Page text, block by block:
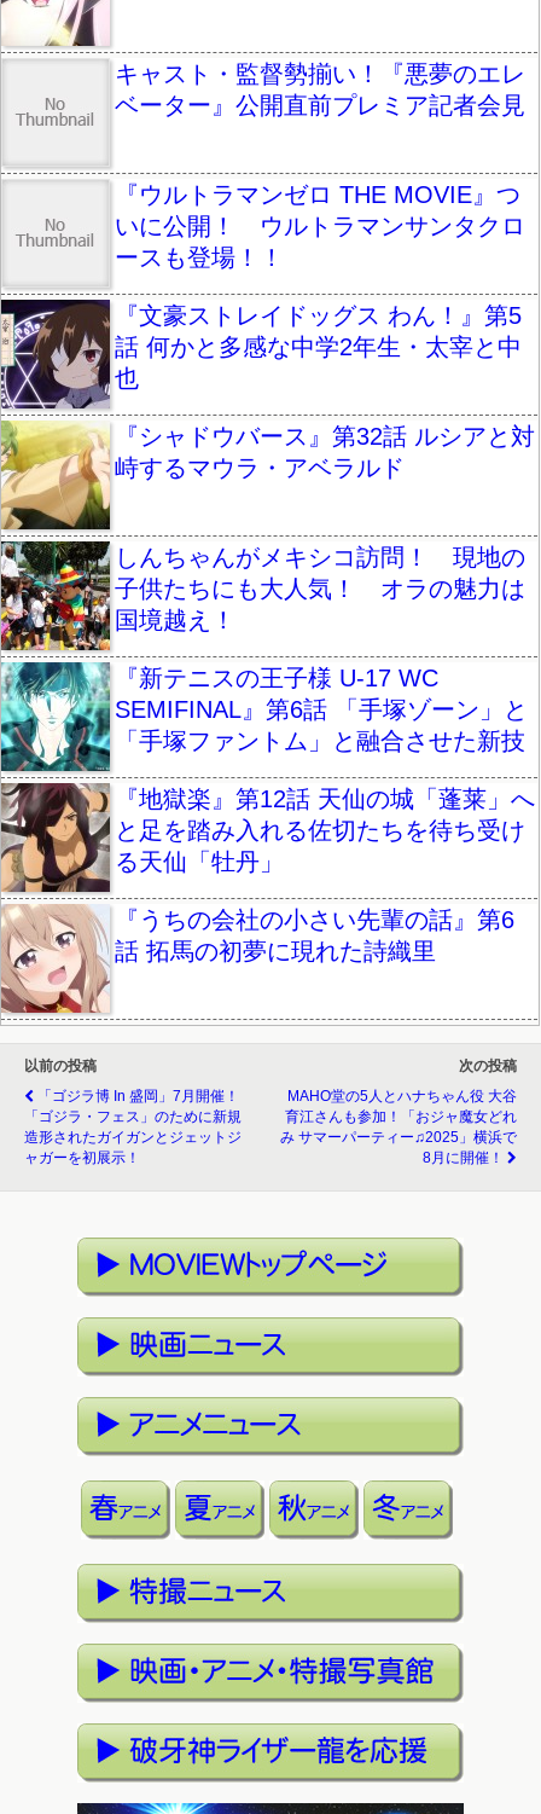
キャスト・監督勢揃い！『悪夢のエレ
ベーター』公開直前プレミア記者会見
『ウルトラマンゼロ THE MOVIE』つ
いに公開！ ウルトラマンサンタクロ
ースも登場！！
『文豪ストレイドッグス わん！』第5
話 何かと多感な中学2年生・太宰と中
也
『シャドウバース』第32話 ルシアと対
峙するマウラ・アベラルド
しんちゃんがメキシコ訪問！ 現地の
子供たちにも大人気！ オラの魅力は
国境越え！
『新テニスの王子様 U-17 WC
SEMIFINAL』第6話 「手塚ゾーン」と
「手塚ファントム」と融合させた新技
『地獄楽』第12話 天仙の城「蓬莱」へ
と足を踏み入れる佐切たちを待ち受け
る天仙「牡丹」
『うちの会社の小さい先輩の話』第6
話 拓馬の初夢に現れた詩織里
以前の投稿
「ゴジラ博 In 盛岡」7月開催！
「ゴジラ・フェス」のために新規
造形されたガイガンとジェットジ
ャガーを初展示！
次の投稿
MAHO堂の5人とハナちゃん役 大谷
育江さんも参加！「おジャ魔女どれ
み サマーパーティー♫2025」横浜で
8月に開催！